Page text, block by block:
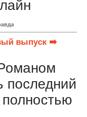
выпуск ➡️
последний